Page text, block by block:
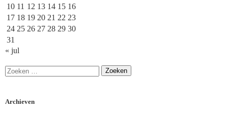
10 11 12 13 14 15 16
17 18 19 20 21 22 23
24 25 26 27 28 29 30
31
« jul
Archieven